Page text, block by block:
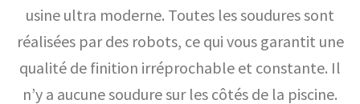
usine ultra moderne. Toutes les soudures sont
réalisées par des robots, ce qui vous garantit une
qualité de finition irréprochable et constante. Il
n’y a aucune soudure sur les côtés de la piscine.